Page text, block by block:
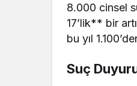
8.000 cinsel
17’lik** bir
bu yıl
Suç